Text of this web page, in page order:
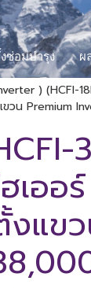
ซ่อมบำรุง ผ
) (HCFI-
ขวน Premium
เออ
งแข